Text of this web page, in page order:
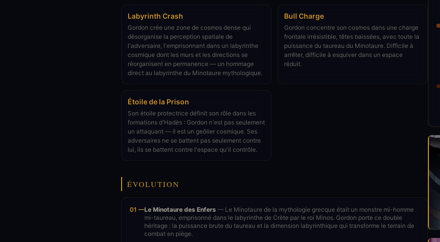
Labyrinth Crash
Gordon crée une zone de cosmos dense qui
désorganise la perception spatiale de
l'adversaire, l'emprisonnant dans un labyrinthe
cosmique dont les murs et les directions se
réorganisent en permanence — un hommage
direct au labyrinthe du Minotaure mythologique.
Bull Charge
Gordon concentre son cosmos dans une charge
frontale irrésistible, têtes baissées, avec toute la
puissance du taureau du Minotaure. Difficile à
arrêter, difficile à esquiver dans un espace
réduit.
Étoile de la Prison
Son étoile protectrice définit son rôle dans les
formations d'Hadès : Gordon n'est pas seulement
un attaquant — il est un geôlier cosmique. Ses
adversaires ne se battent pas seulement contre
lui, ils se battent contre l'espace qu'il contrôle.
ÉVOLUTION
01 —Le Minotaure des Enfers — Le Minotaure de la mythologie grecque était un monstre mi-homme
mi-taureau, emprisonné dans le labyrinthe de Crète par le roi Minos. Gordon porte ce double
héritage : la puissance brute du taureau et la dimension labyrinthique qui transforme le terrain de
combat en piège.